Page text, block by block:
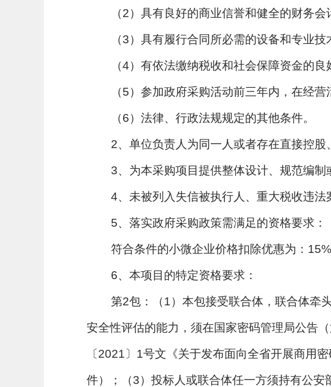
（2）具有良好的商业信誉和健全的财务会
（3）具有履行合同所必需的设备和专业技
（4）有依法缴纳税收和社会保障资金的良
（5）参加政府采购活动前三年内，在经营
（6）法律、行政法规规定的其他条件。
2、单位负责人为同一人或者存在直接控
3、为本采购项目提供整体设计、规范编
4、未被列入失信被执行人、重大税收违法
5、落实政府采购政策需满足的资格要求：
符合条件的小微企业价格扣除优惠为：15%
6、本项目的特定资格要求：
第2包：（1）本包接受联合体，联合体牵
安全性评估的能力，须在国家密码管理局公告
〔2021〕1号文《关于发布面向全省开展商用
件）；（3）投标人或联合体任一方须持有公